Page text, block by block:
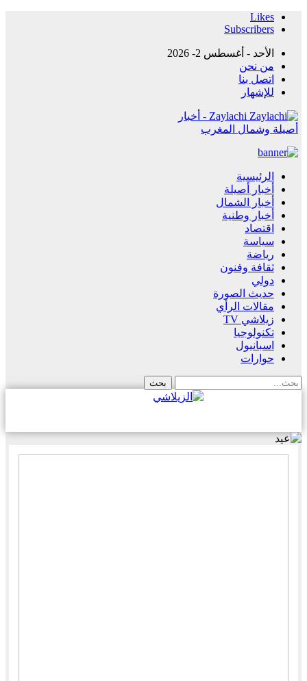
Likes
Subscribers
الأحد - أغسطس 2- 2026
من نحن
اتصل بنا
للإشهار
Zaylachi - أخبار
أصيلة وشمال المغرب
الرئيسية
أخبار أصيلة
أخبار الشمال
أخبار وطنية
اقتصاد
سياسة
رياضة
ثقافة وفنون
دولي
حديث الصورة
مقالات الرأي
زيلاشي TV
تكنولوجيا
اسبانيول
حوارات